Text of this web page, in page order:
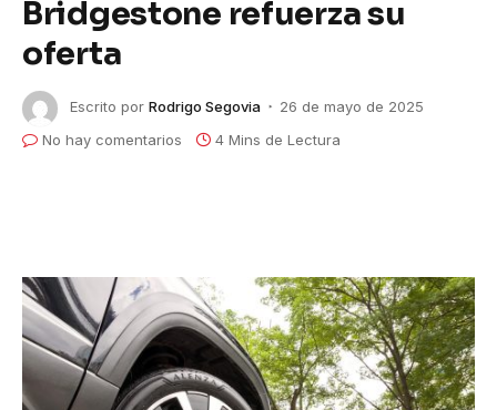
Bridgestone refuerza su
oferta
Escrito por Rodrigo Segovia
26 de mayo de 2025
No hay comentarios
4 Mins de Lectura